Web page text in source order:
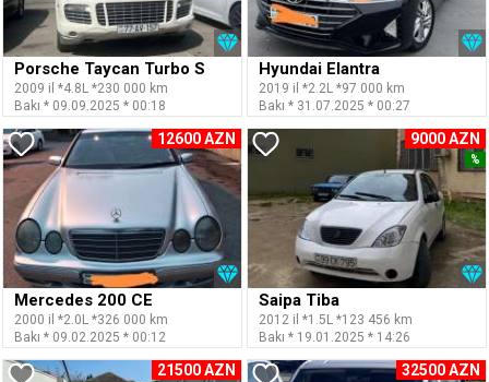
Porsche Taycan Turbo S
2009 il *4.8L *230 000 km
Bakı * 09.09.2025 * 00:18
Hyundai Elantra
2019 il *2.2L *97 000 km
Bakı * 31.07.2025 * 00:27
12600 AZN
Mercedes 200 CE
2000 il *2.0L *326 000 km
Bakı * 09.02.2025 * 00:12
9000 AZN
%
Saipa Tiba
2012 il *1.5L *123 456 km
Bakı * 19.01.2025 * 14:26
21500 AZN 32500 AZN